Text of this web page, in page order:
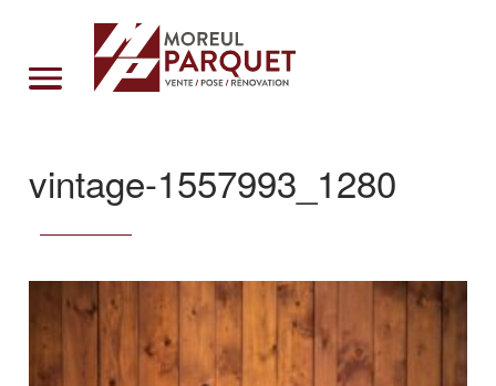
vintage-1557993_1280